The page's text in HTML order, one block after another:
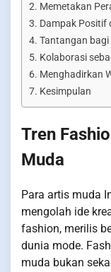
Memetakan
Dampak Positif
Tantangan
Kolaborasi
Menghadirkan
Kesimpulan
Tren
Muda
Para artis muda
mengolah ide
fashion, merilis
dunia mode.
muda bukan